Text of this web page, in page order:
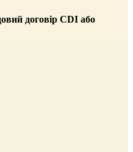
договір CDI або